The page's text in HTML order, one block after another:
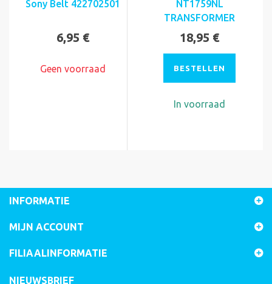
Sony Belt 422702501
6,95 €
Geen voorraad
NT1759NL
TRANSFORMER
18,95 €
BESTELLEN
In voorraad
INFORMATIE
MIJN ACCOUNT
FILIAALINFORMATIE
NIEUWSBRIEF